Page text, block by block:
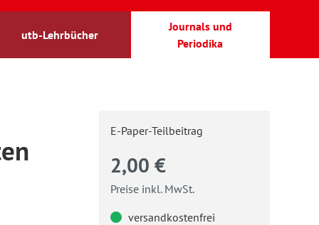
utb-Lehrbücher
Journals und
Periodika
E-Paper-Teilbeitrag
2,00 €
Preise inkl. MwSt.
versandkostenfrei